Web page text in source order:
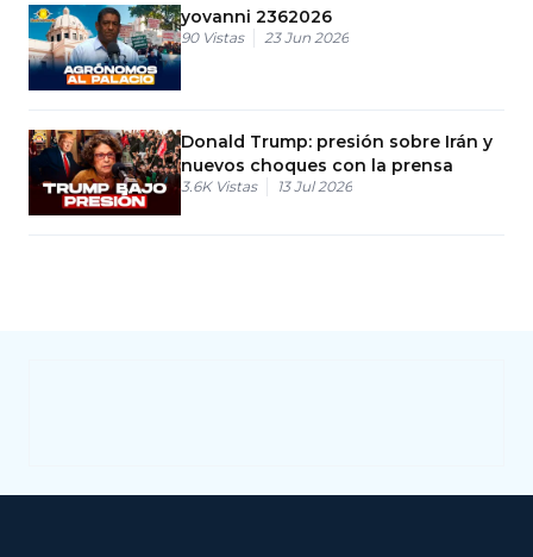
yovanni 2362026
90 Vistas 23 Jun 2026
Donald Trump: presión sobre Irán y
nuevos choques con la prensa
3.6K Vistas 13 Jul 2026